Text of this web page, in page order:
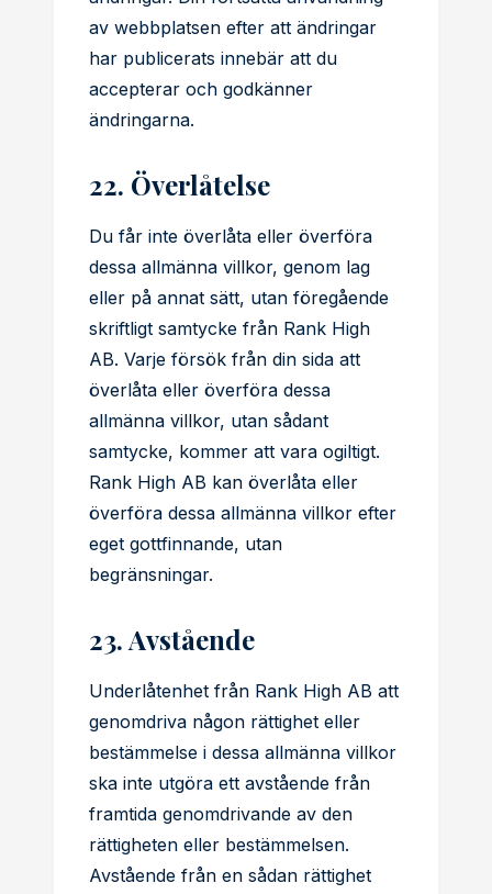
av webbplatsen efter att ändringar
har publicerats innebär att du
accepterar och godkänner
ändringarna.
22. Överlåtelse
Du får inte överlåta eller överföra
dessa allmänna villkor, genom lag
eller på annat sätt, utan föregående
skriftligt samtycke från Rank High
AB. Varje försök från din sida att
överlåta eller överföra dessa
allmänna villkor, utan sådant
samtycke, kommer att vara ogiltigt.
Rank High AB kan överlåta eller
överföra dessa allmänna villkor efter
eget gottfinnande, utan
begränsningar.
23. Avstående
Underlåtenhet från Rank High AB att
genomdriva någon rättighet eller
bestämmelse i dessa allmänna villkor
ska inte utgöra ett avstående från
framtida genomdrivande av den
rättigheten eller bestämmelsen.
Avstående från en sådan rättighet